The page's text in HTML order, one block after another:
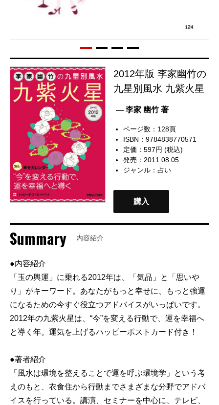
2012年版 李家幽竹の
九星別風水 九紫火星
— 李家 幽竹 著
ページ数：128頁
ISBN：9784838770571
定価：597円 (税込)
発売：2011.08.05
ジャンル：占い
購入
Summary 内容紹介
●内容紹介
「玉の輿運」に乗れる2012年は、「気品」と「思いや
り」がキーワード。あなたがもっと幸せに、もっと強運
になるための今すぐ役立つアドバイスがいっぱいです。
2012年の九紫火星は、“今”を変える行動で、運を幸福へ
と導く年。運気を上げるハッピーポストカード付き！
●著者紹介
「風水は環境を整えることで運を呼ぶ環境学」という考
えのもと、衣食住から行動までさまざまな分野でアドバ
イスを行っている。講演、セミナーを中心に、テレビ、